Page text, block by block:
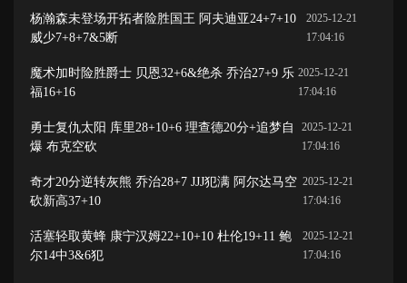
杨瀚森未登场开拓者险胜国王 阿夫迪亚24+7+10
威少7+8+7&5断
2025-12-21
17:04:16
魔术加时险胜爵士 贝恩32+6&绝杀 乔治27+9 乐
福16+16
2025-12-21
17:04:16
勇士复仇太阳 库里28+10+6 理查德20分+追梦自
爆 布克空砍
2025-12-21
17:04:16
奇才20分逆转灰熊 乔治28+7 JJJ犯满 阿尔达马空
砍新高37+10
2025-12-21
17:04:16
活塞轻取黄蜂 康宁汉姆22+10+10 杜伦19+11 鲍
尔14中3&6犯
2025-12-21
17:04:16